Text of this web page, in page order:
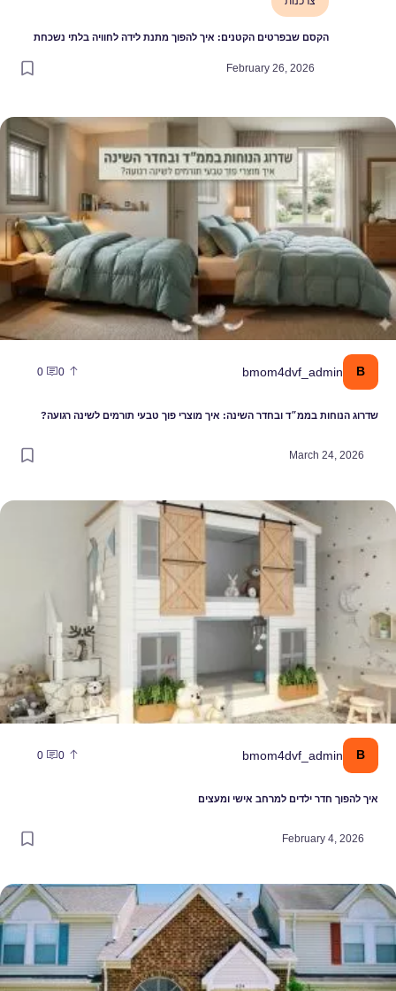
הקסם שבפרטים הקטנים: איך להפוך מתנת לידה לחוויה בלתי נשכחת
February 26, 2026
B
bmom4dvf_admin
0
0
שדרוג הנוחות בממ״ד ובחדר השינה: איך מוצרי פוך טבעי תורמים לשינה רגועה?
March 24, 2026
שדרוג הנוחות בממ״ד ובחדר השינה: איך מוצרי פוך טבעי תורמים לשינה
B
bmom4dvf_admin
0
0
איך להפוך חדר ילדים למרחב אישי ומעצים
February 4, 2026
איך להפוך חדר ילדים למרחב אישי ומעצים
למה המקום שבו תבחרו לגדל את הילדים שלכם יקבע כמה מאושרים תהיו